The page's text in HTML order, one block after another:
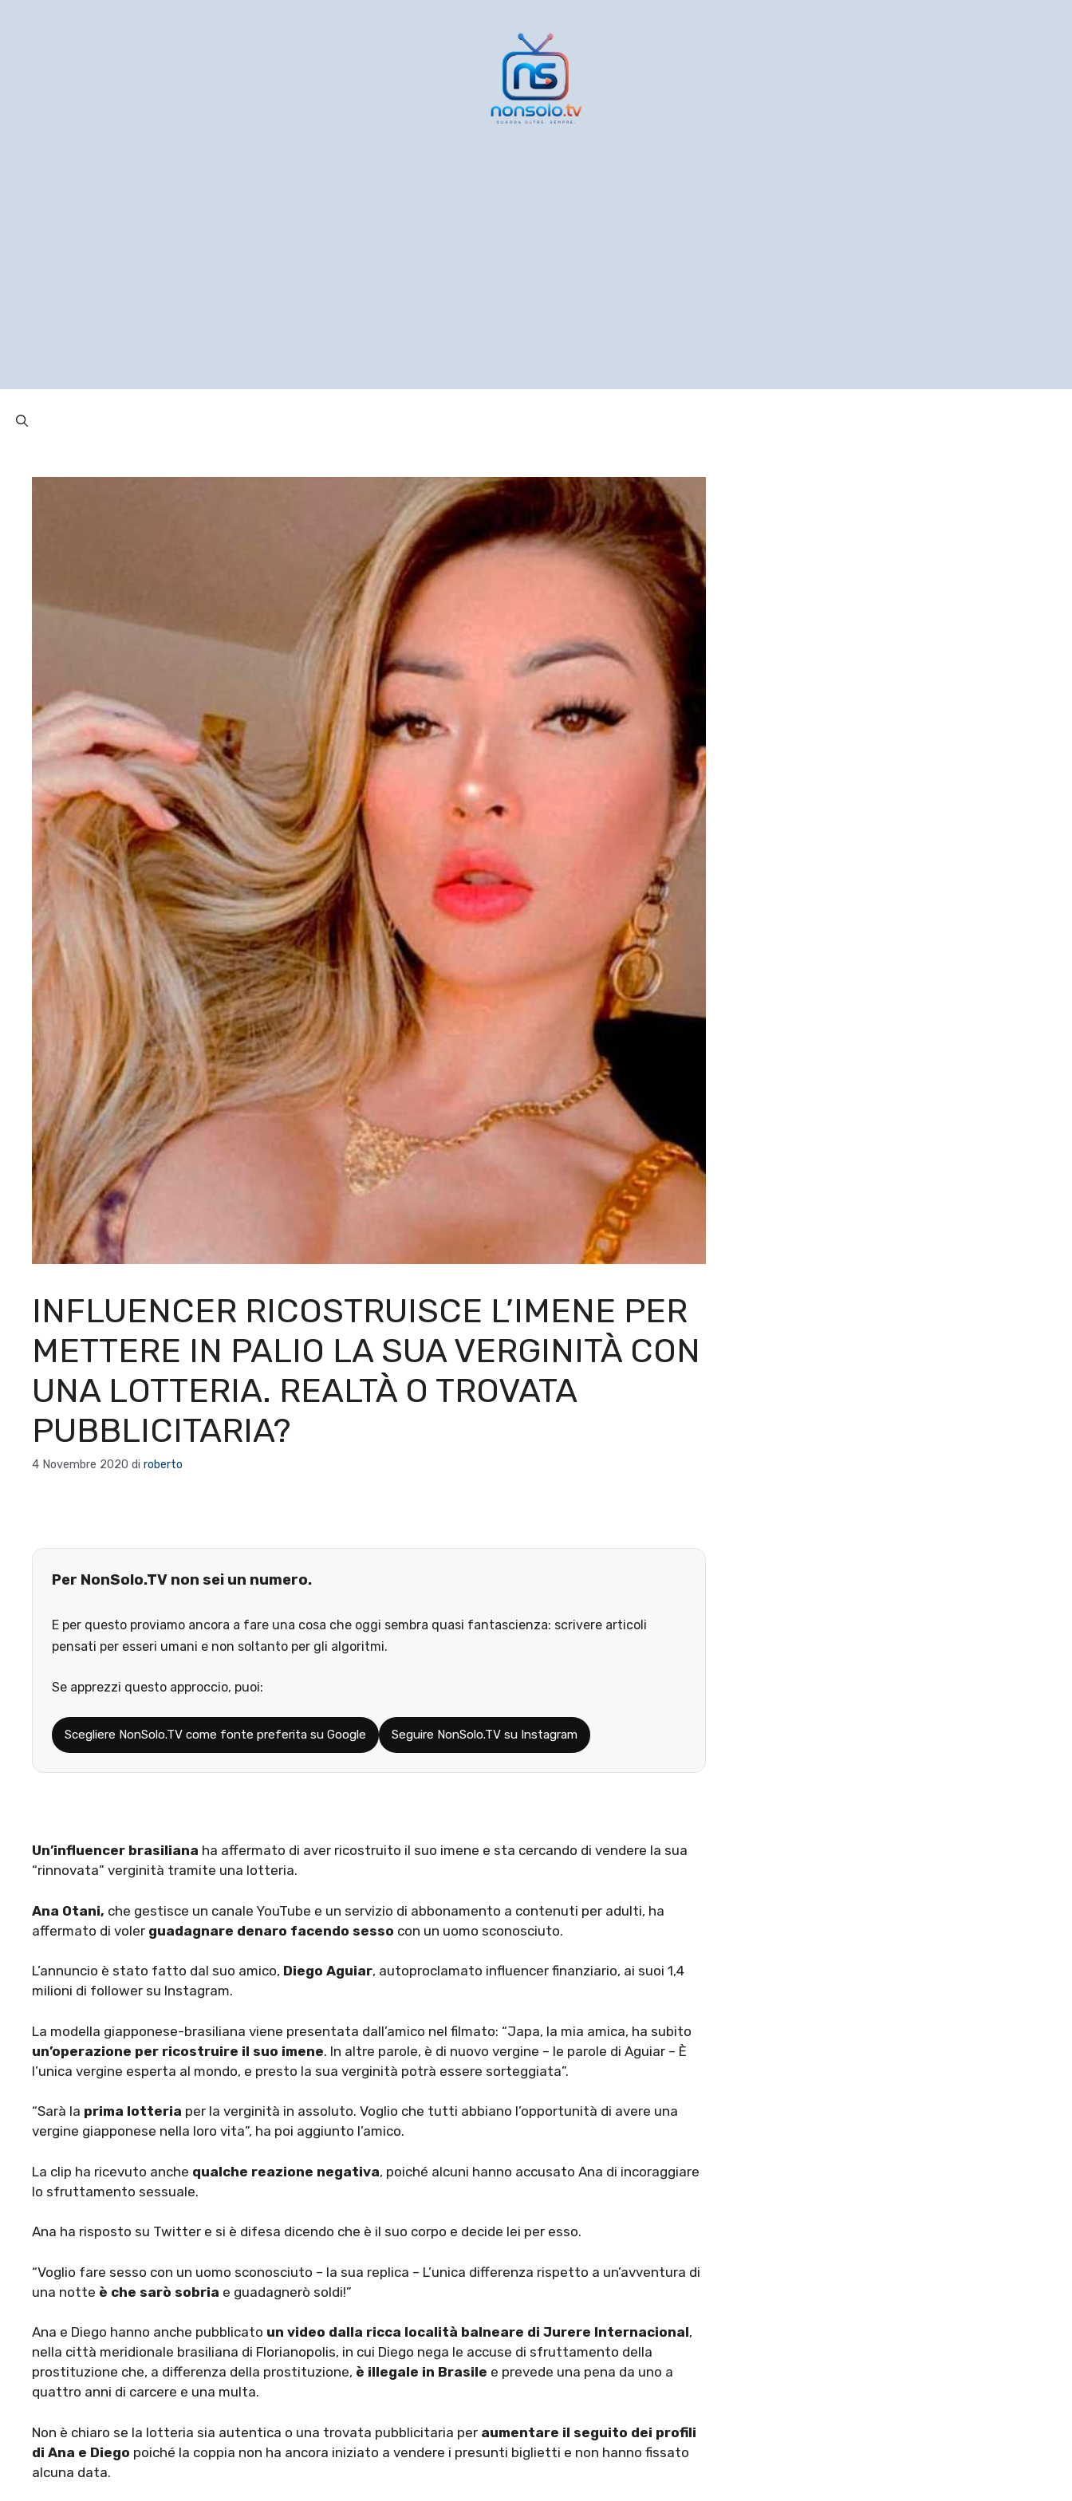
INFLUENCER RICOSTRUISCE L’IMENE PER
METTERE IN PALIO LA SUA VERGINITÀ CON
UNA LOTTERIA. REALTÀ O TROVATA
PUBBLICITARIA?
4 Novembre 2020 di roberto
Per NonSolo.TV non sei un numero.
E per questo proviamo ancora a fare una cosa che oggi sembra quasi fantascienza: scrivere articoli
pensati per esseri umani e non soltanto per gli algoritmi.
Se apprezzi questo approccio, puoi:
Scegliere NonSolo.TV come fonte preferita su Google Seguire NonSolo.TV su Instagram
Un’influencer brasiliana ha affermato di aver ricostruito il suo imene e sta cercando di vendere la sua
“rinnovata” verginità tramite una lotteria.
Ana Otani, che gestisce un canale YouTube e un servizio di abbonamento a contenuti per adulti, ha
affermato di voler guadagnare denaro facendo sesso con un uomo sconosciuto.
L’annuncio è stato fatto dal suo amico, Diego Aguiar, autoproclamato influencer finanziario, ai suoi 1,4
milioni di follower su Instagram.
La modella giapponese-brasiliana viene presentata dall’amico nel filmato: “Japa, la mia amica, ha subito
un’operazione per ricostruire il suo imene. In altre parole, è di nuovo vergine – le parole di Aguiar – È
l’unica vergine esperta al mondo, e presto la sua verginità potrà essere sorteggiata”.
“Sarà la prima lotteria per la verginità in assoluto. Voglio che tutti abbiano l’opportunità di avere una
vergine giapponese nella loro vita”, ha poi aggiunto l’amico.
La clip ha ricevuto anche qualche reazione negativa, poiché alcuni hanno accusato Ana di incoraggiare
lo sfruttamento sessuale.
Ana ha risposto su Twitter e si è difesa dicendo che è il suo corpo e decide lei per esso.
“Voglio fare sesso con un uomo sconosciuto – la sua replica – L’unica differenza rispetto a un’avventura di
una notte è che sarò sobria e guadagnerò soldi!”
Ana e Diego hanno anche pubblicato un video dalla ricca località balneare di Jurere Internacional,
nella città meridionale brasiliana di Florianopolis, in cui Diego nega le accuse di sfruttamento della
prostituzione che, a differenza della prostituzione, è illegale in Brasile e prevede una pena da uno a
quattro anni di carcere e una multa.
Non è chiaro se la lotteria sia autentica o una trovata pubblicitaria per aumentare il seguito dei profili
di Ana e Diego poiché la coppia non ha ancora iniziato a vendere i presunti biglietti e non hanno fissato
alcuna data.